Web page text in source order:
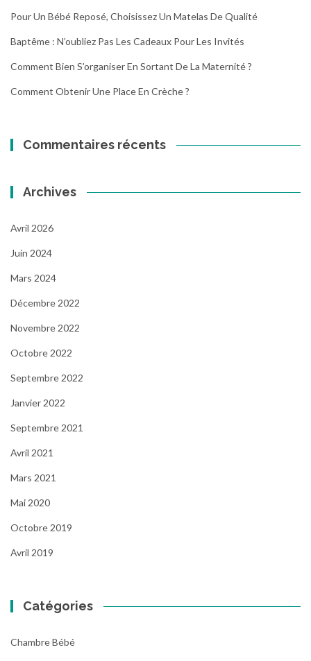
Pour Un Bébé Reposé, Choisissez Un Matelas De Qualité
Baptême : N’oubliez Pas Les Cadeaux Pour Les Invités
Comment Bien S’organiser En Sortant De La Maternité ?
Comment Obtenir Une Place En Crèche ?
Commentaires récents
Archives
Avril 2026
Juin 2024
Mars 2024
Décembre 2022
Novembre 2022
Octobre 2022
Septembre 2022
Janvier 2022
Septembre 2021
Avril 2021
Mars 2021
Mai 2020
Octobre 2019
Avril 2019
Catégories
Chambre Bébé